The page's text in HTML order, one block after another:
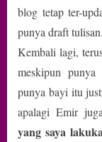
blog tetap ter-
punya draft
Kembali lagi,
meskipun
punya bayi itu
apalagi Emir
yang saya